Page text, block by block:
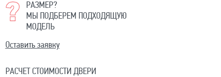
РАЗМЕР?
МЫ ПОДБЕРЕМ ПОДХОДЯЩУЮ
МОДЕЛЬ
Оставить заявку
РАСЧЕТ СТОИМОСТИ ДВЕРИ